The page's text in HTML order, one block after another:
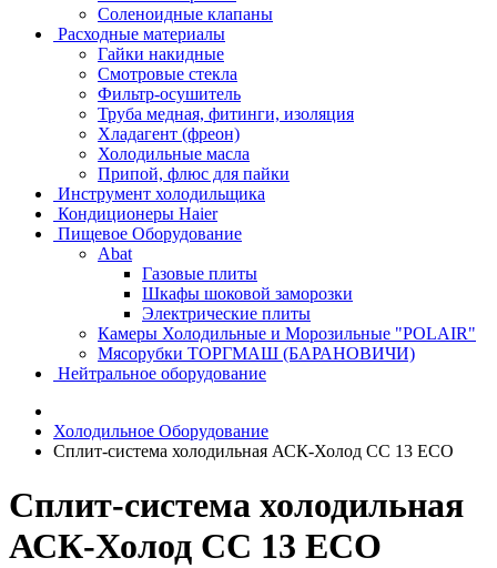
Соленоидные клапаны
Расходные материалы
Гайки накидные
Смотровые стекла
Фильтр-осушитель
Труба медная, фитинги, изоляция
Хладагент (фреон)
Холодильные масла
Припой, флюс для пайки
Инструмент холодильщика
Кондиционеры Haier
Пищевое Оборудование
Abat
Газовые плиты
Шкафы шоковой заморозки
Электрические плиты
Камеры Холодильные и Морозильные "POLAIR"
Мясорубки ТОРГМАШ (БАРАНОВИЧИ)
Нейтральное оборудование
Холодильное Оборудование
Сплит-система холодильная АСК-Холод CC 13 ECO
Сплит-система холодильная
АСК-Холод CC 13 ECO